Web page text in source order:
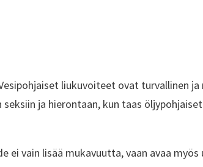
liukuvoiteet ovat turvallinen ja
ja hierontaan, kun taas
vain lisää mukavuutta, vaan avaa myös